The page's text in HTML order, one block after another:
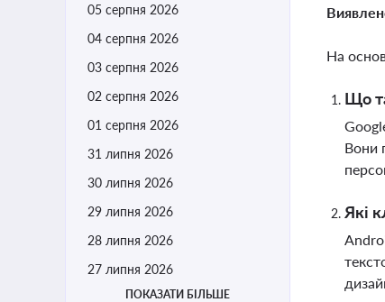
05 серпня 2026
04 серпня 2026
03 серпня 2026
02 серпня 2026
01 серпня 2026
31 липня 2026
30 липня 2026
29 липня 2026
28 липня 2026
27 липня 2026
ПОКАЗАТИ БІЛЬШЕ
На
Що
Вони
Які